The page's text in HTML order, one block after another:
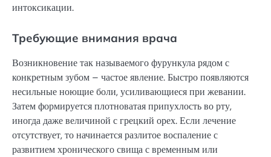
интоксикации.
Требующие внимания врача
Возникновение так называемого фурункула рядом с
конкретным зубом – частое явление. Быстро появляются
несильные ноющие боли, усиливающиеся при жевании.
Затем формируется плотноватая припухлость во рту,
иногда даже величиной с грецкий орех. Если лечение
отсутствует, то начинается разлитое воспаление с
развитием хронического свища с временным или